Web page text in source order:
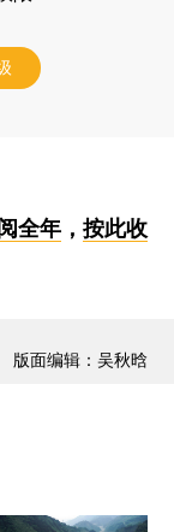
全年， 按此收
版面编辑：吴秋晗